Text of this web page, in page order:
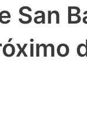
San